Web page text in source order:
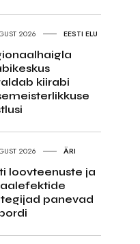
2026 EESTI ELU
kiirabi
2026 ÄRI
loovteenuste ja
panevad